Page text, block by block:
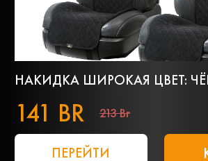
НАКИДКА ШИРОКАЯ ЦВЕТ:
141 BR 213 Br
ПЕРЕЙТИ